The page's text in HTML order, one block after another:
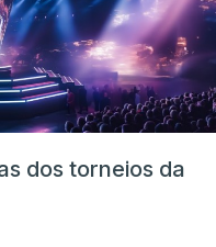
dos torneios da